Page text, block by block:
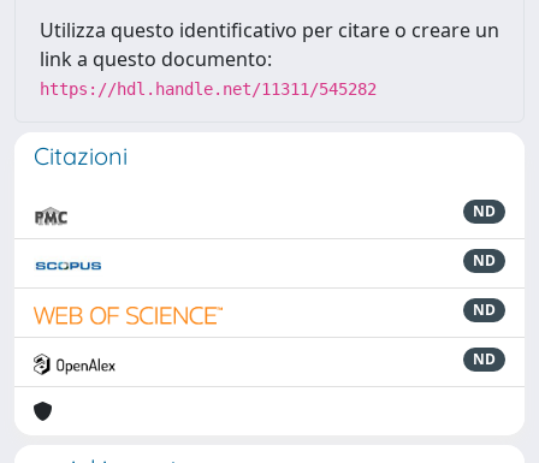
Utilizza questo identificativo per citare o creare un
link a questo documento:
https://hdl.handle.net/11311/545282
Citazioni
ND
ND
ND
ND